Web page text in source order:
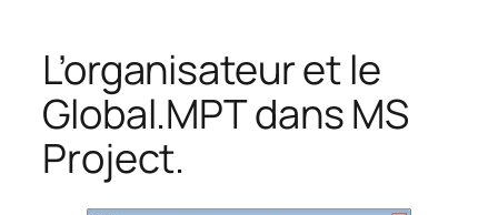
L’organisateur et le
Global.MPT dans MS
Project.